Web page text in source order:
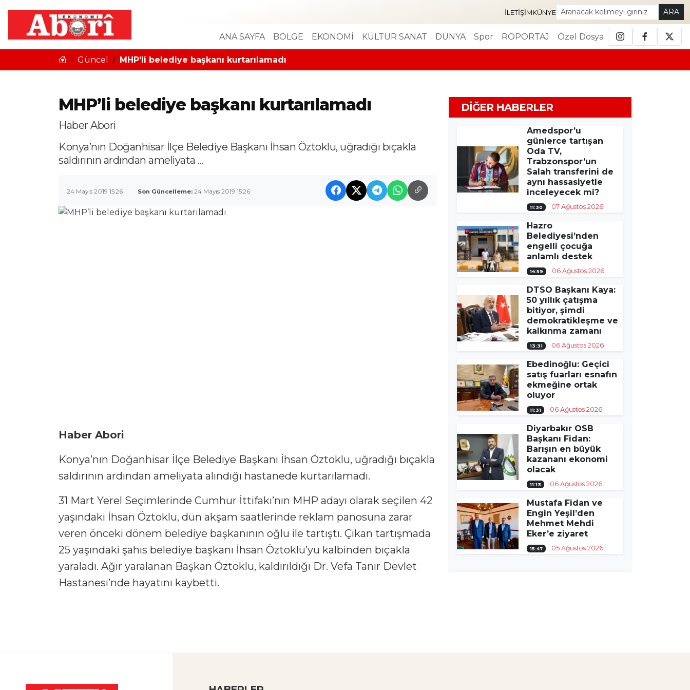
İLETIŞIMKÜNYE ARA
ANA SAYFA BÖLGE EKONOMİ KÜLTÜR SANAT DÜNYA Spor RÖPORTAJ Özel Dosya
Güncel MHP’li belediye başkanı kurtarılamadı
MHP’li belediye başkanı kurtarılamadı
Haber Abori
Konya’nın Doğanhisar İlçe Belediye Başkanı İhsan Öztoklu, uğradığı bıçakla
saldırının ardından ameliyata …
24 Mayıs 2019 15:26 Son Güncelleme: 24 Mayıs 2019 15:26
Haber Abori
Konya’nın Doğanhisar İlçe Belediye Başkanı İhsan Öztoklu, uğradığı bıçakla
saldırının ardından ameliyata alındığı hastanede kurtarılamadı.
31 Mart Yerel Seçimlerinde Cumhur İttifakı’nın MHP adayı olarak seçilen 42
yaşındaki İhsan Öztoklu, dün akşam saatlerinde reklam panosuna zarar
veren önceki dönem belediye başkanının oğlu ile tartıştı. Çıkan tartışmada
25 yaşındaki şahıs belediye başkanı İhsan Öztoklu’yu kalbinden bıçakla
yaraladı. Ağır yaralanan Başkan Öztoklu, kaldırıldığı Dr. Vefa Tanır Devlet
Hastanesi’nde hayatını kaybetti.
DIĞER HABERLER
Amedspor’u
günlerce tartışan
Oda TV,
Trabzonspor’un
Salah transferini de
aynı hassasiyetle
inceleyecek mi?
11:30 07 Ağustos 2026
Hazro
Belediyesi’nden
engelli çocuğa
anlamlı destek
14:59 06 Ağustos 2026
DTSO Başkanı Kaya:
50 yıllık çatışma
bitiyor, şimdi
demokratikleşme ve
kalkınma zamanı
13:31 06 Ağustos 2026
Ebedinoğlu: Geçici
satış fuarları esnafın
ekmeğine ortak
oluyor
11:31 06 Ağustos 2026
Diyarbakır OSB
Başkanı Fidan:
Barışın en büyük
kazananı ekonomi
olacak
11:13 06 Ağustos 2026
Mustafa Fidan ve
Engin Yeşil’den
Mehmet Mehdi
Eker’e ziyaret
15:47 05 Ağustos 2026